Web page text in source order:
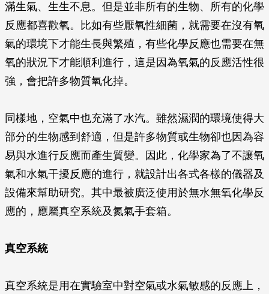
滿生氣、生生不息。但是並非所有的生物、所有的化學
反應都喜歡氧。比如有些厭氧性細菌，就需要在沒有氧
氣的環境下才能生長與繁殖，有些化學反應也需要在無
氧的狀況下才能順利進行，這是因為氧氣的反應活性很
強，會把許多物質氧化掉。
同樣地，空氣中也充滿了水汽。雖然濕潤的環境使得大
部分的生物感到舒適，但是許多物質或生物卻也因為容
易與水進行反應而產生質變。因此，化學家為了不讓氧
氣和水氣干擾反應的進行，就設計出各式各樣的儀器及
設備來幫助研究。其中最被廣泛使用於無水無氧化學反
應的，應屬真空系統及氮氣手套箱。
真空系統
真空系統是用在實驗室中對空氣或水氣敏感的反應上，